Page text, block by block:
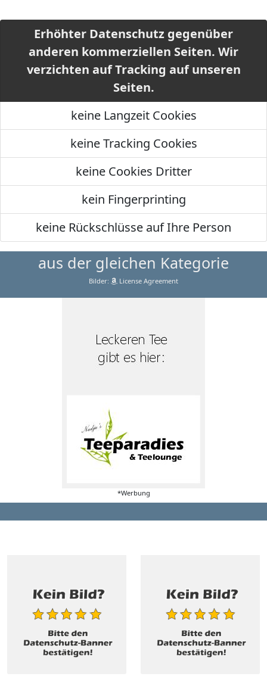
Erhöhter Datenschutz gegenüber
anderen kommerziellen Seiten. Wir
verzichten auf Tracking auf unseren
Seiten.
keine Langzeit Cookies
keine Tracking Cookies
keine Cookies Dritter
kein Fingerprinting
keine Rückschlüsse auf Ihre Person
aus der gleichen Kategorie
Bilder: License Agreement
*Werbung